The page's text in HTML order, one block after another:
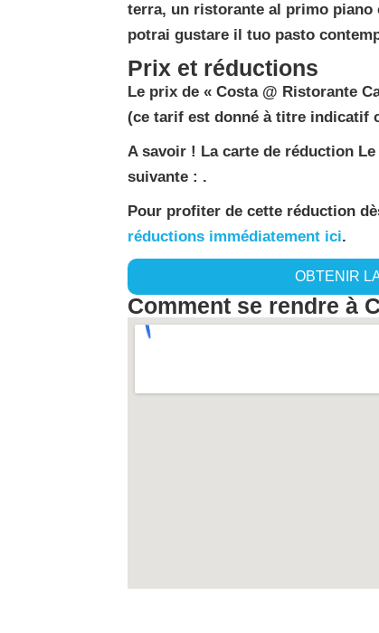
terra, un ristorante al primo piano
potrai gustare il tuo pasto
Prix et réductions
Le prix de « Costa @ Ristorante
(ce tarif est donné à titre indicatif
A savoir ! La carte de réduction
suivante : .
Pour profiter de cette réduction
réductions immédiatement ici.
OBTENIR
Comment se rendre à